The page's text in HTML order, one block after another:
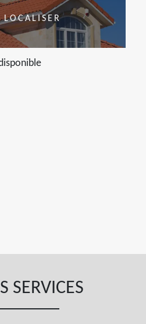
LOCALISER
SERVICES